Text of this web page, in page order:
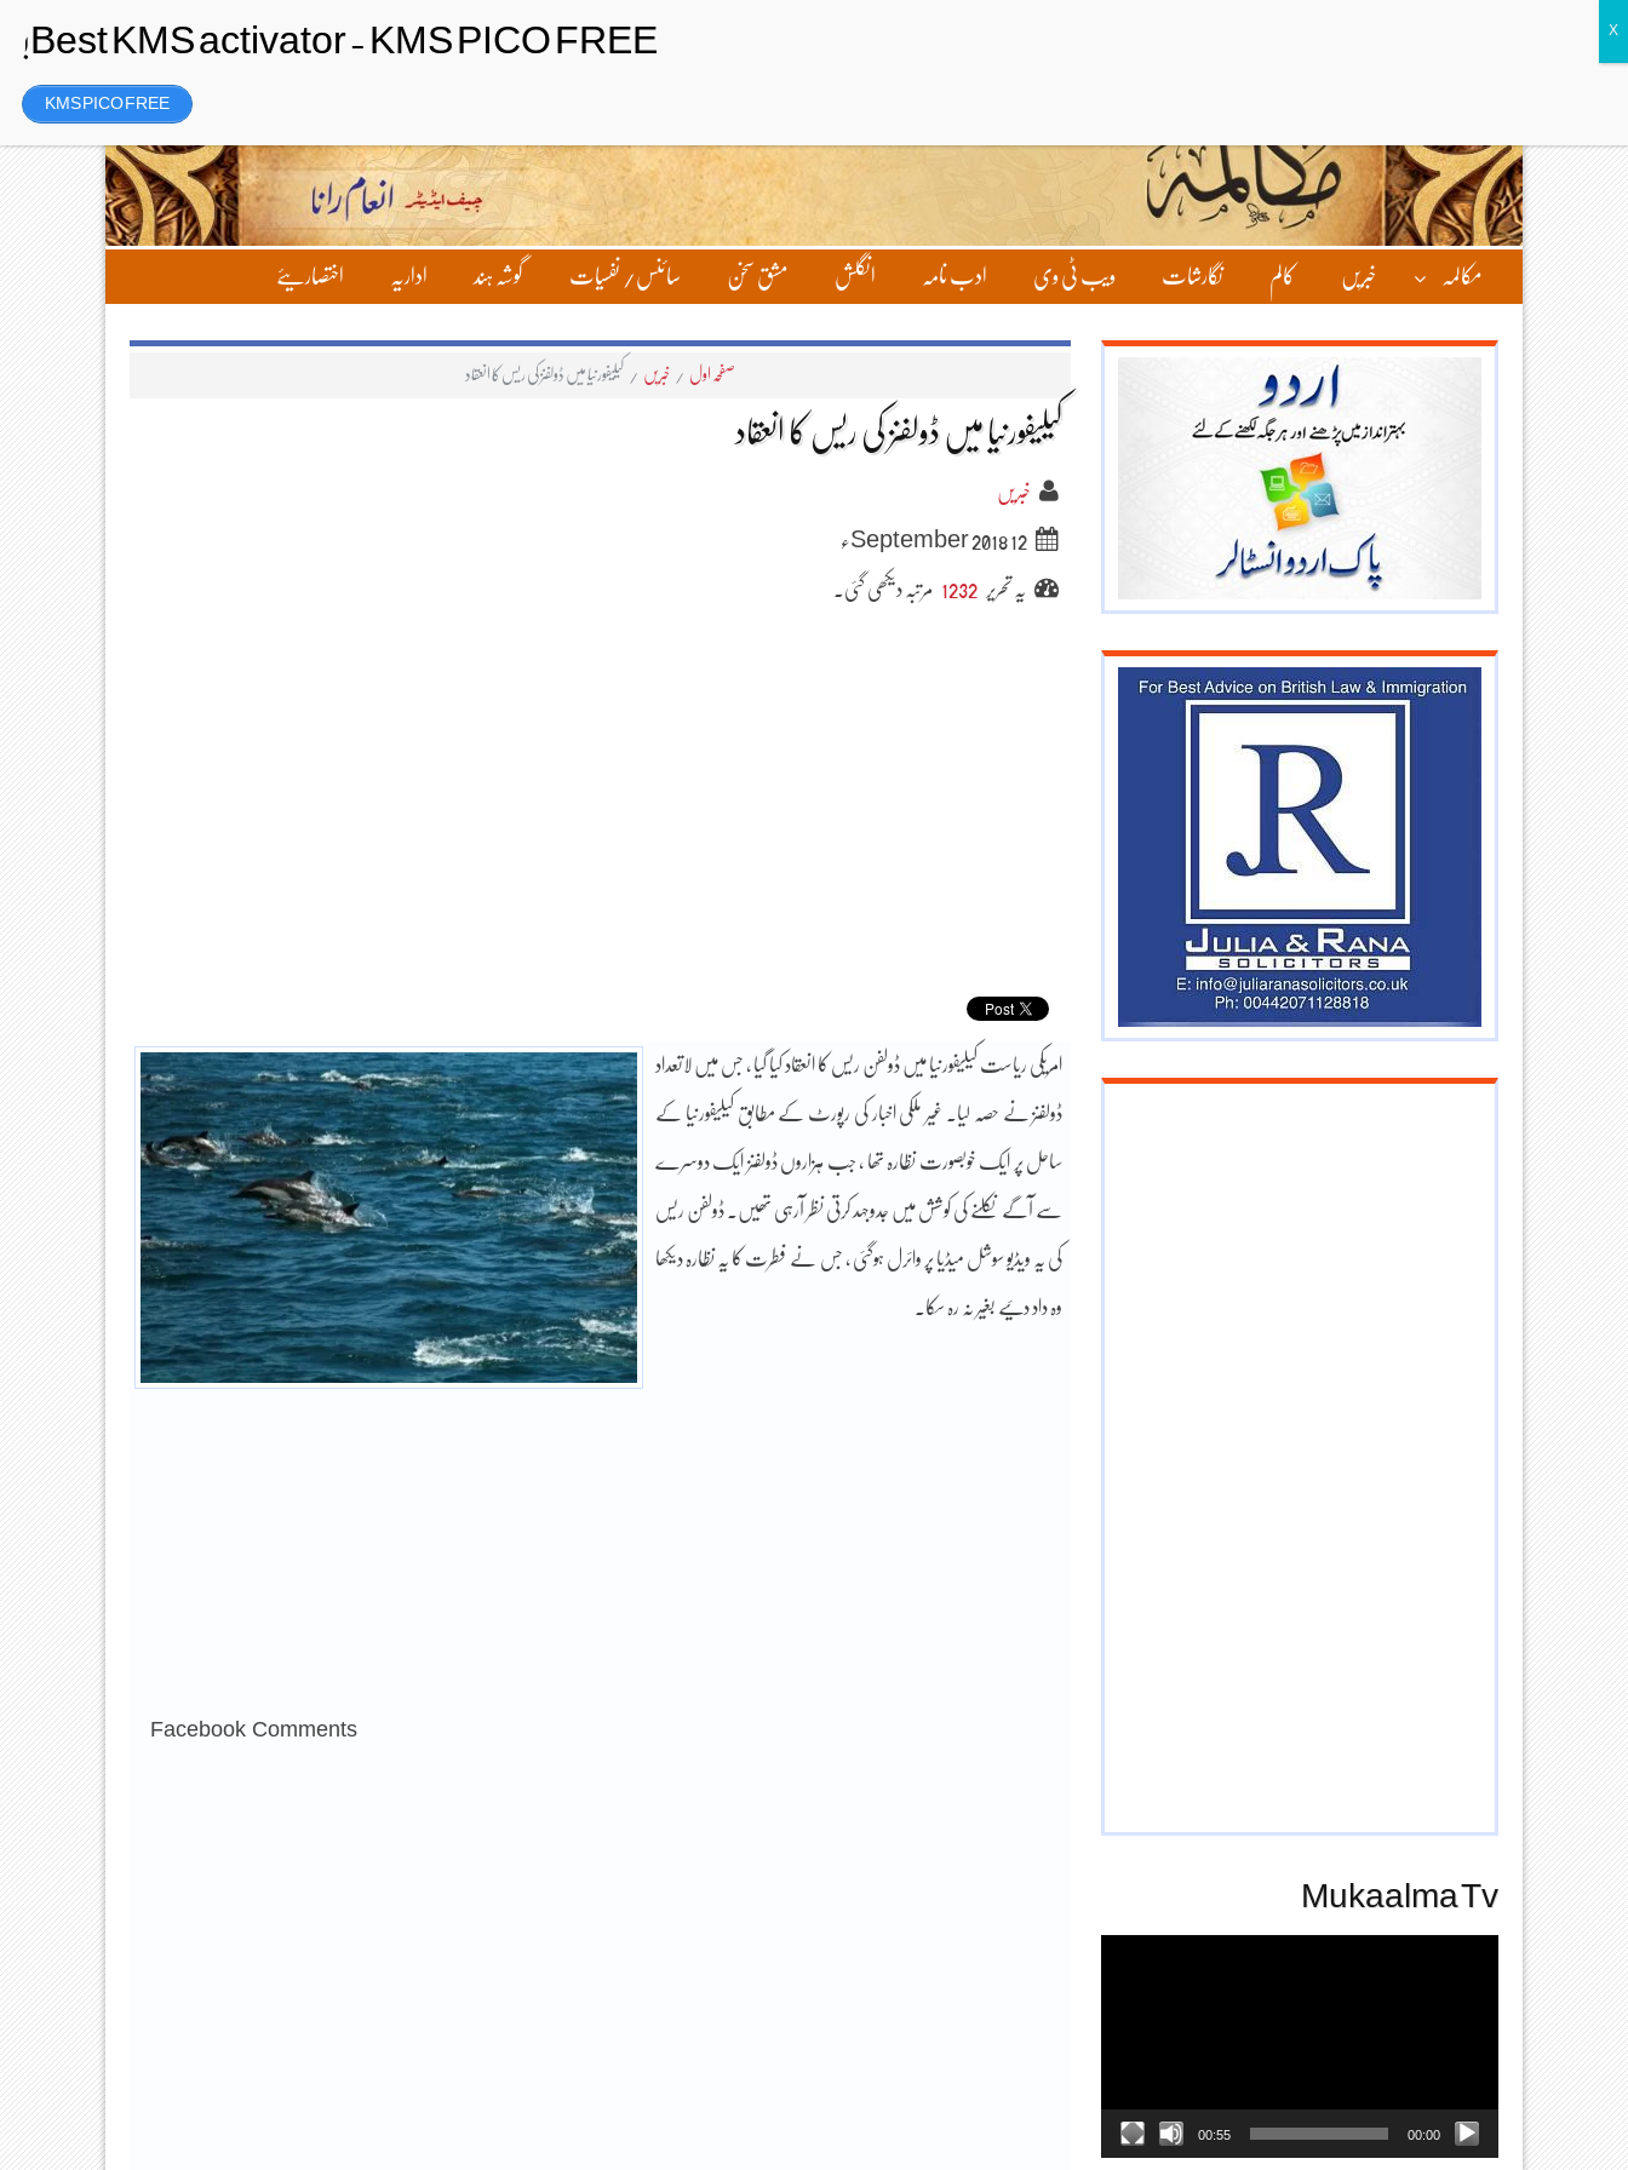
Wednesday، 5 August 2026ء
مکالمہ خبریں کالم نگارشات ویب ٹی وی ادب نامہ انگلش مشق سخن سائنس/ نفسیات گوشہ ہند اداریہ اختصاریئے
صفحہ اول / خبریں / کیلیفورنیا میں ڈولفنز کی ریس کا انعقاد
کیلیفورنیا میں ڈولفنز کی ریس کا انعقاد
خبریں
12 September 2018ء
یہ تحریر 1232 مرتبہ دیکھی گئی۔
امریکی ریاست کیلیفورنیا میں ڈولفن ریس کا انعقاد کیا گیا ، جس میں لاتعداد
ڈولفنز نے حصہ لیا۔ غیر ملکی اخبار کی رپورٹ کے مطابق کیلیفورنیا کے
ساحل پر ایک خوبصورت نظارہ تھا ، جب ہزاروں ڈولفنز ایک دوسرے
سے آگے نکلنے کی کوشش میں جدوجہد کرتی نظر آرہی تھیں۔ ڈولفن ریس
کی یہ ویڈیو سوشل میڈیا پر وائرل ہوگئی ، جس نے فطرت کا یہ نظارہ دیکھا
وہ داد دئیے بغیر نہ رہ سکا۔
Facebook Comments
Mukaalma Tv
00:00
00:55
KMS PICO FREE